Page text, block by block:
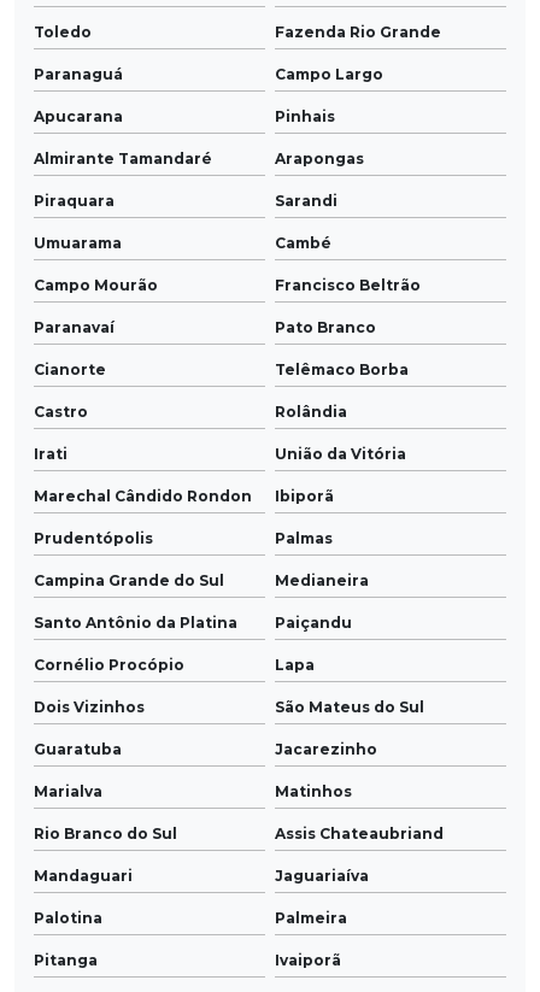
Toledo Fazenda Rio Grande
Paranaguá Campo Largo
Apucarana Pinhais
Almirante Tamandaré Arapongas
Piraquara Sarandi
Umuarama Cambé
Campo Mourão Francisco Beltrão
Paranavaí Pato Branco
Cianorte Telêmaco Borba
Castro Rolândia
Irati União da Vitória
Marechal Cândido Rondon Ibiporã
Prudentópolis Palmas
Campina Grande do Sul Medianeira
Santo Antônio da Platina Paiçandu
Cornélio Procópio Lapa
Dois Vizinhos São Mateus do Sul
Guaratuba Jacarezinho
Marialva Matinhos
Rio Branco do Sul Assis Chateaubriand
Mandaguari Jaguariaíva
Palotina Palmeira
Pitanga Ivaiporã